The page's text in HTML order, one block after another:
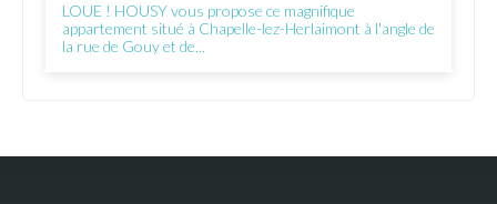
LOUE ! HOUSY vous propose ce magnifique
appartement situé à Chapelle-lez-Herlaimont à l'angle de
la rue de Gouy et de...